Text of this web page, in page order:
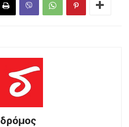
δρόμος